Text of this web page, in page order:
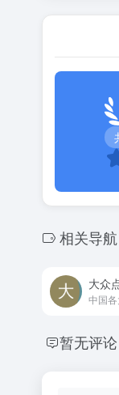
相关导航
大众
暂无评论